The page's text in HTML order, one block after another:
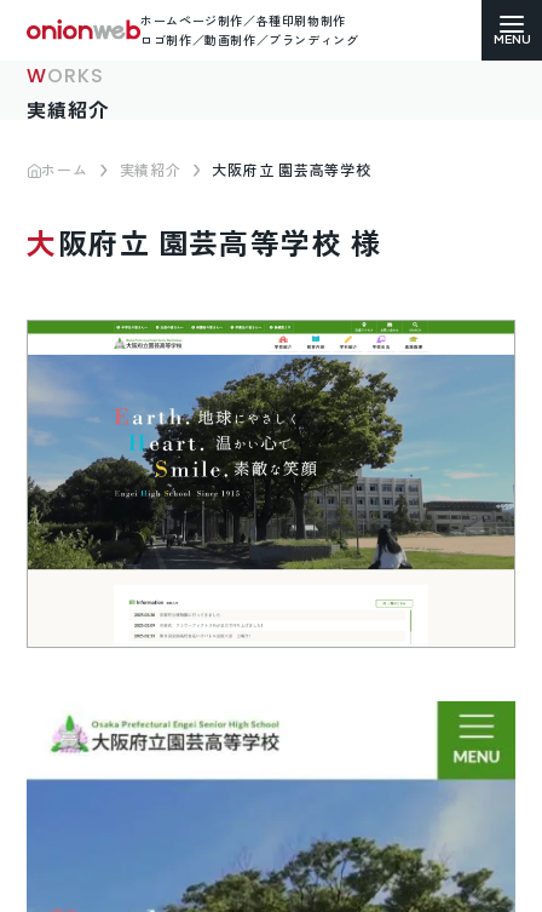
ホームページ制作／各種印刷物制作
ロゴ制作／動画制作／ブランディング
コーポレートサイト
ECサイト（通販）制作
LP（ランディングページ）制作
求人・採用サイト制作
各種印刷物デザイン
ロゴマーク制作
ブランディング
WORKS
実績紹介
ホーム 実績紹介 大阪府立 園芸高等学校
大阪府立 園芸高等学校 様